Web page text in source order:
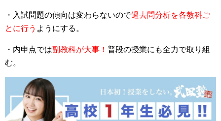
・入試問題の傾向は変わらないので過去問分析を各教科ご
とに行う ようにする。
・内申点では副教科が大事！ 普段の授業にも全力で取り組
む。